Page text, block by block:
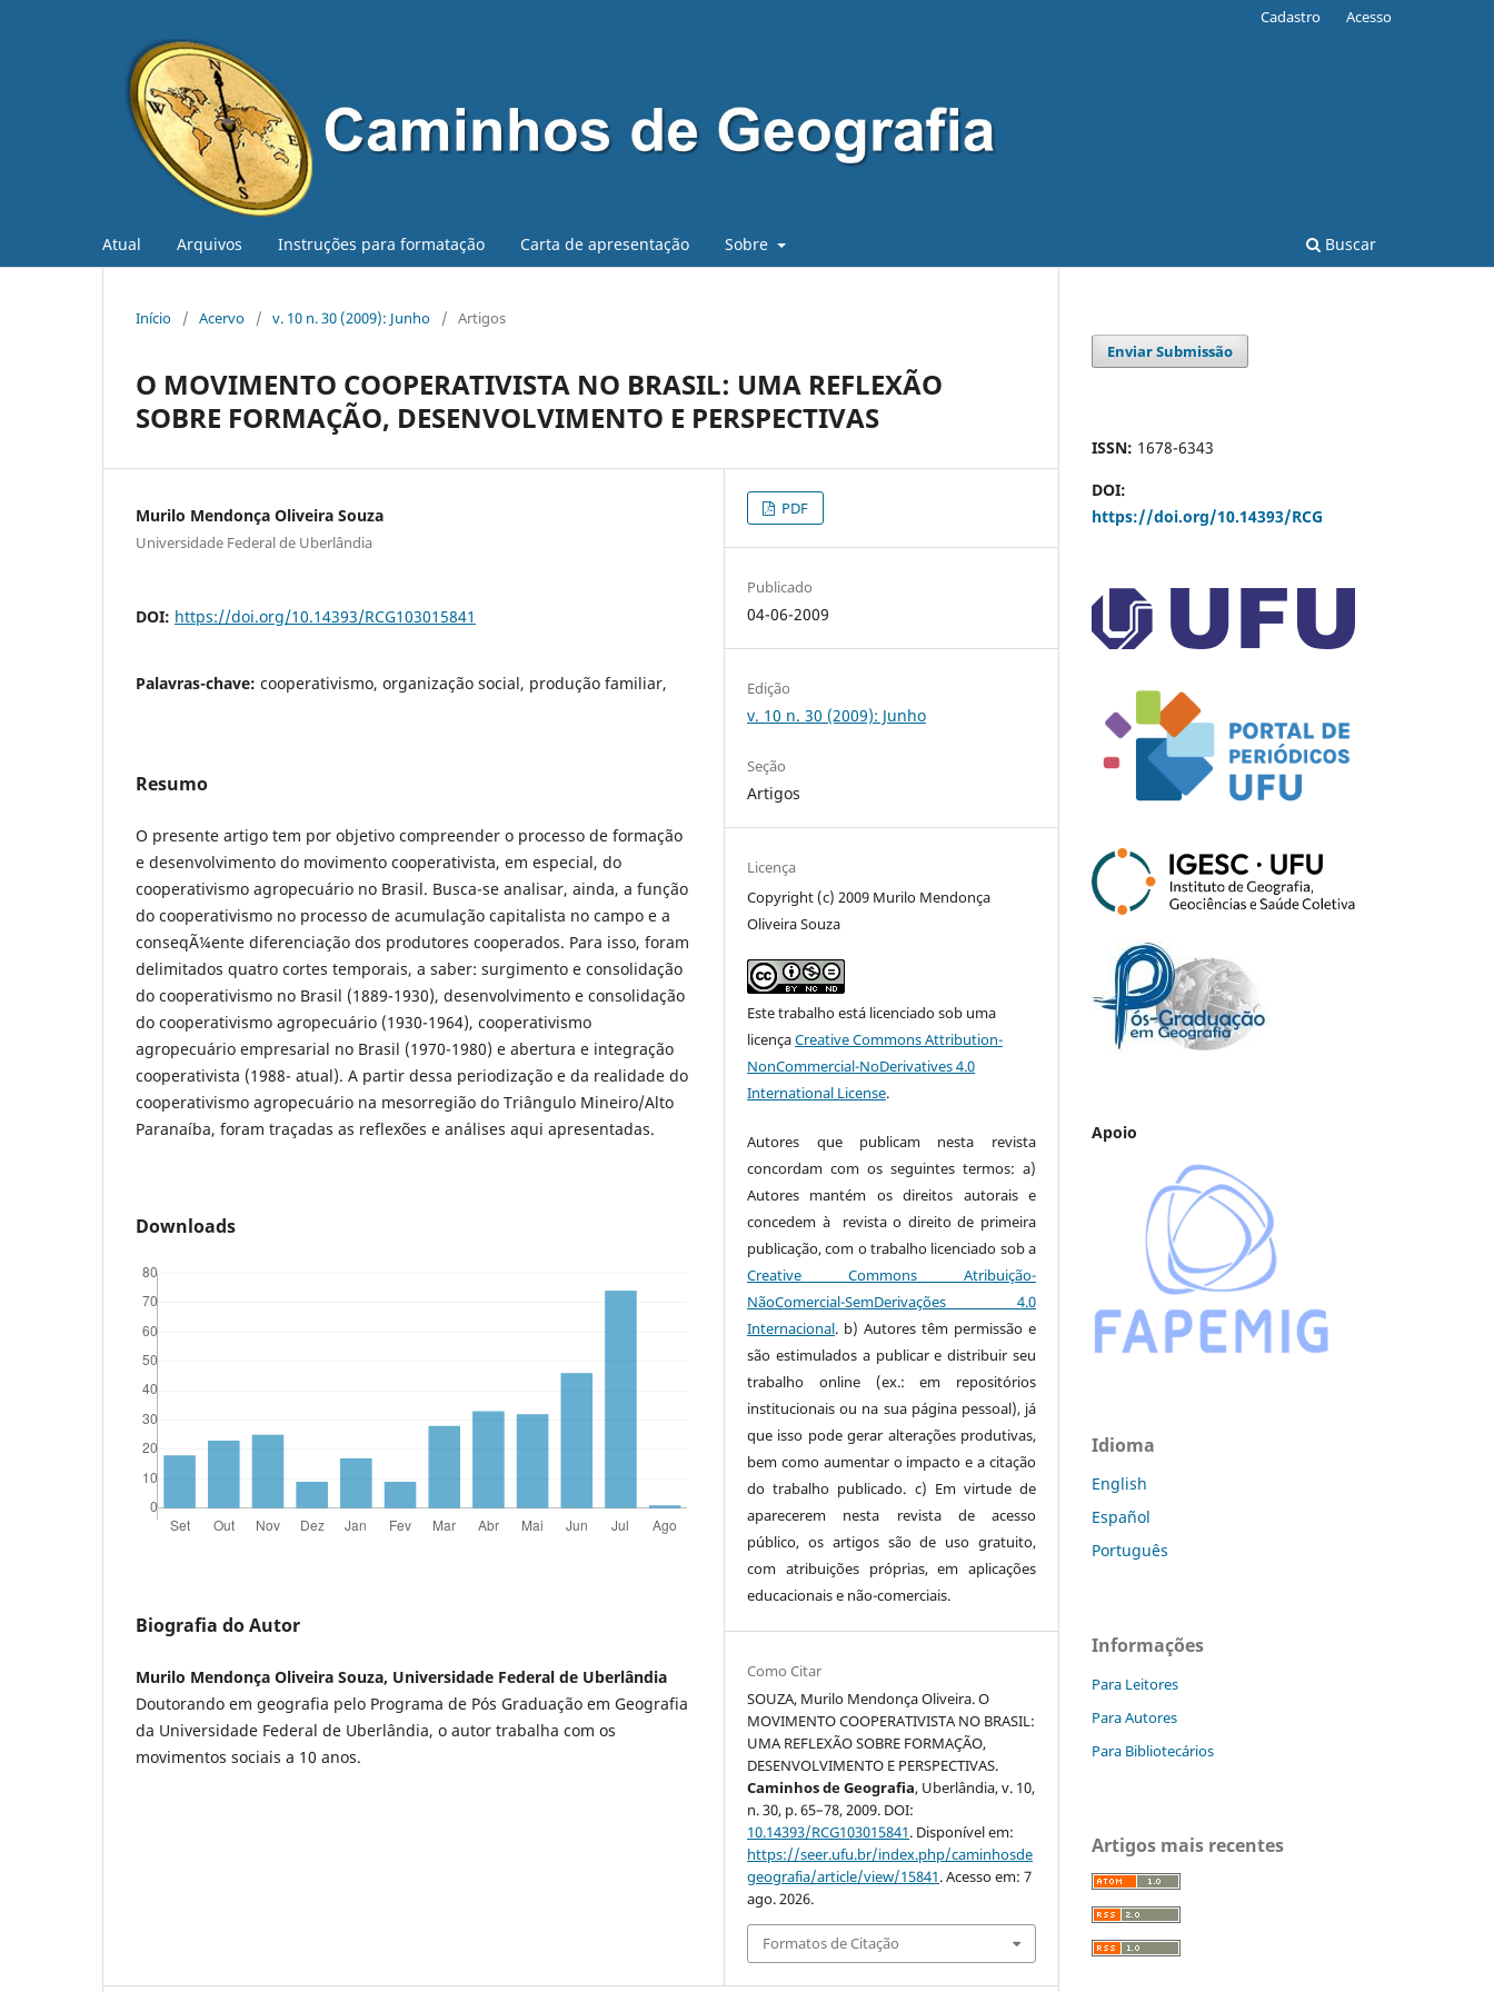
Atual Arquivos Instruções para formatação Carta de apresentação Sobre Buscar
Cadastro Acesso
Início / Acervo / v. 10 n. 30 (2009): Junho / Artigos
O MOVIMENTO COOPERATIVISTA NO BRASIL: UMA REFLEXÃO
SOBRE FORMAÇÃO, DESENVOLVIMENTO E PERSPECTIVAS
Murilo Mendonça Oliveira Souza
Universidade Federal de Uberlândia
DOI: https://doi.org/10.14393/RCG103015841
Palavras-chave: cooperativismo, organização social, produção familiar,
Resumo
O presente artigo tem por objetivo compreender o processo de formação
e desenvolvimento do movimento cooperativista, em especial, do
cooperativismo agropecuário no Brasil. Busca-se analisar, ainda, a função
do cooperativismo no processo de acumulação capitalista no campo e a
conseqÃ¼ente diferenciação dos produtores cooperados. Para isso, foram
delimitados quatro cortes temporais, a saber: surgimento e consolidação
do cooperativismo no Brasil (1889-1930), desenvolvimento e consolidação
do cooperativismo agropecuário (1930-1964), cooperativismo
agropecuário empresarial no Brasil (1970-1980) e abertura e integração
cooperativista (1988- atual). A partir dessa periodização e da realidade do
cooperativismo agropecuário na mesorregião do Triângulo Mineiro/Alto
Paranaíba, foram traçadas as reflexões e análises aqui apresentadas.
Downloads
Biografia do Autor
Murilo Mendonça Oliveira Souza, Universidade Federal de Uberlândia
Doutorando em geografia pelo Programa de Pós Graduação em Geografia
da Universidade Federal de Uberlândia, o autor trabalha com os
movimentos sociais a 10 anos.
PDF
Publicado
04-06-2009
Edição
v. 10 n. 30 (2009): Junho
Seção
Artigos
Licença
Copyright (c) 2009 Murilo Mendonça
Oliveira Souza
Este trabalho está licenciado sob uma
licençaCreative Commons Attribution-
NonCommercial-NoDerivatives 4.0
International License.
Autores que publicam nesta revista
concordam com os seguintes termos: a)
Autores mantém os direitos autorais e
concedem à revista o direito de primeira
publicação, com o trabalho licenciado sob a
Creative Commons Atribuição-
NãoComercial-SemDerivações 4.0
Internacional. b) Autores têm permissão e
são estimulados a publicar e distribuir seu
trabalho online (ex.: em repositórios
institucionais ou na sua página pessoal), já
que isso pode gerar alterações produtivas,
bem como aumentar o impacto e a citação
do trabalho publicado. c) Em virtude de
aparecerem nesta revista de acesso
público, os artigos são de uso gratuito,
com atribuições próprias, em aplicações
educacionais e não-comerciais.
Como Citar
SOUZA, Murilo Mendonça Oliveira. O
MOVIMENTO COOPERATIVISTA NO BRASIL:
UMA REFLEXÃO SOBRE FORMAÇÃO,
DESENVOLVIMENTO E PERSPECTIVAS.
Caminhos de Geografia, Uberlândia, v. 10,
n. 30, p. 65–78, 2009. DOI:
10.14393/RCG103015841. Disponível em:
https://seer.ufu.br/index.php/caminhosde
geografia/article/view/15841. Acesso em: 7
ago. 2026.
Formatos de Citação
Enviar Submissão
ISSN: 1678-6343
DOI:
https://doi.org/10.14393/RCG
Apoio
Idioma
English
Español
Português
Informações
Para Leitores
Para Autores
Para Bibliotecários
Artigos mais recentes